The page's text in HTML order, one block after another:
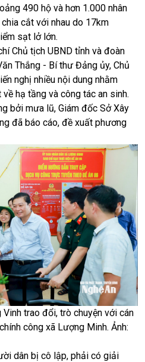
490 hộ và hơn 1.000 nhân
cắt với nhau do 17km
sạt lở lớn.
Chủ tịch UBND tỉnh và đoàn
Thắng - Bí thư Đảng ủy, Chủ
nghị nhiều nội dung nhằm
hạ tầng và công tác an sinh.
bởi mưa lũ, Giám đốc Sở Xây
đã báo cáo, đề xuất phương
trao đổi, trò chuyện với cán
công xã Lượng Minh. Ảnh:
dân bị cô lập, phải có giải